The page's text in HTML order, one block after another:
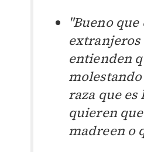
"Bueno
extranjeros
entienden
raza que es
quieren
madreen o